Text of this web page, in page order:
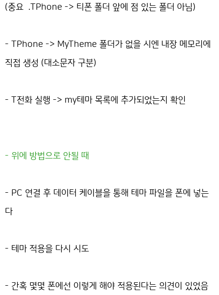
(중요 .TPhone -> 티폰 폴더 앞에 점 있는 폴더 아님)
- TPhone -> MyTheme 폴더가 없을 시엔 내장 메모리에
직접 생성 (대소문자 구분)
- T전화 실행 -> my테마 목록에 추가되었는지 확인
- 위에 방법으로 안될 때
- PC 연결 후 데이터 케이블을 통해 테마 파일을 폰에 넣는
다
- 테마 적용을 다시 시도
- 간혹 몇몇 폰에선 이렇게 해야 적용된다는 의견이 있었음